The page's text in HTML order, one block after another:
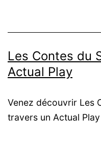
Les Contes du
Actual Play
Venez découvrir Les
travers un Actual